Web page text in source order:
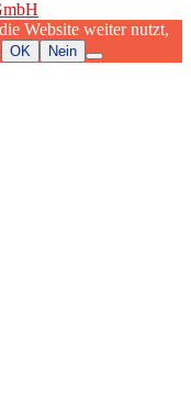
Website weiter nutzt,
OK Nein